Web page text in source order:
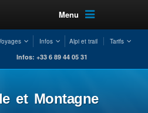
Menu
Infos Alpi et trail Tarifs
Infos: +33 6 89 44 05 31
et Montagne